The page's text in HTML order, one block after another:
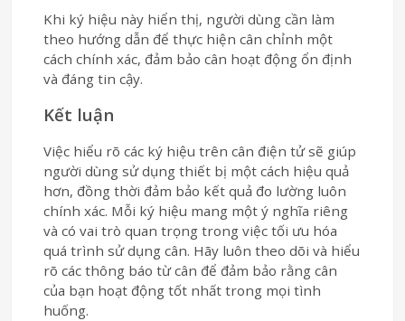
Khi ký hiệu này hiển thị, người dùng cần làm
theo hướng dẫn để thực hiện cân chỉnh một
cách chính xác, đảm bảo cân hoạt động ổn định
và đáng tin cậy.
Kết luận
Việc hiểu rõ các ký hiệu trên cân điện tử sẽ giúp
người dùng sử dụng thiết bị một cách hiệu quả
hơn, đồng thời đảm bảo kết quả đo lường luôn
chính xác. Mỗi ký hiệu mang một ý nghĩa riêng
và có vai trò quan trọng trong việc tối ưu hóa
quá trình sử dụng cân. Hãy luôn theo dõi và hiểu
rõ các thông báo từ cân để đảm bảo rằng cân
của bạn hoạt động tốt nhất trong mọi tình
huống.